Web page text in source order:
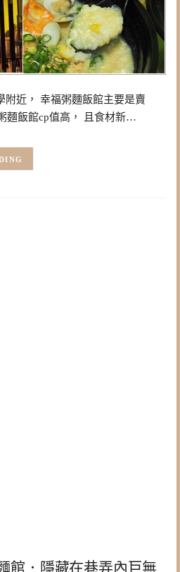
附近， 幸福粥麵飯館主要是賣
麵飯館cp值高， 且食材新…
館．隱藏在巷弄內巨無